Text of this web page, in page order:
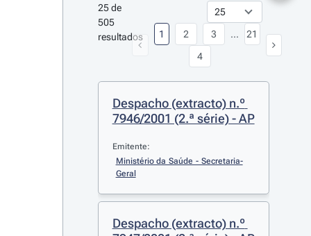
25 de
505
resultados
1 2
3
4
... 21
Despacho (extracto) n.º
7946/2001 (2.ª série) - AP
Emitente:
Ministério da Saúde - Secretaria-
Geral
Despacho (extracto) n.º